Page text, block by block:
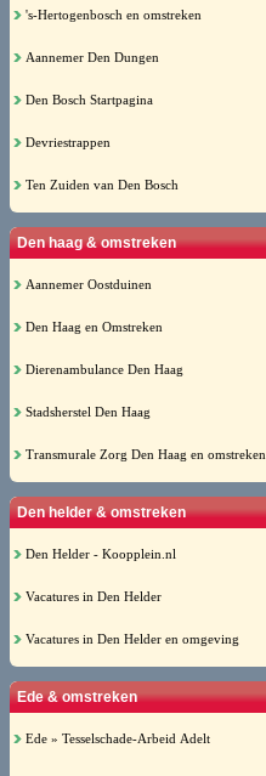
's-Hertogenbosch en omstreken
Aannemer Den Dungen
Den Bosch Startpagina
Devriestrappen
Ten Zuiden van Den Bosch
Den haag & omstreken
Aannemer Oostduinen
Den Haag en Omstreken
Dierenambulance Den Haag
Stadsherstel Den Haag
Transmurale Zorg Den Haag en omstreken
Den helder & omstreken
Den Helder - Koopplein.nl
Vacatures in Den Helder
Vacatures in Den Helder en omgeving
Ede & omstreken
Ede » Tesselschade-Arbeid Adelt